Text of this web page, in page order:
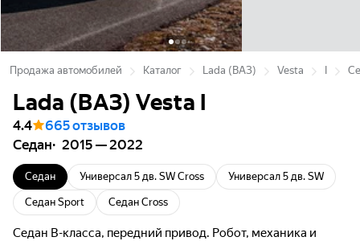
Продажа автомобилей Каталог Lada (ВАЗ) Vesta
Lada (ВАЗ) Vesta I
4.4
665 отзывов
Седан
2015 — 2022
Седан Универсал 5 дв. SW Cross Универсал 5 дв. SW
Седан Sport Седан Cross
Седан B-класса, передний привод. Робот, механика и